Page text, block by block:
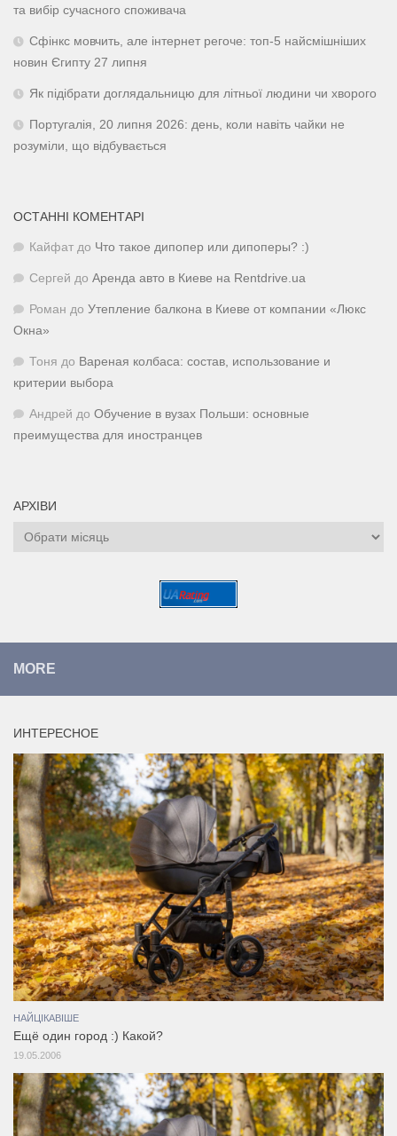
та вибір сучасного споживача
Сфінкс мовчить, але інтернет регоче: топ-5 найсмішніших
новин Єгипту 27 липня
Як підібрати доглядальницю для літньої людини чи хворого
Португалія, 20 липня 2026: день, коли навіть чайки не
розуміли, що відбувається
ОСТАННІ КОМЕНТАРІ
Кайфат до Что такое дипопер или дипоперы? :)
Сергей до Аренда авто в Киеве на Rentdrive.ua
Роман до Утепление балкона в Киеве от компании «Люкс
Окна»
Тоня до Вареная колбаса: состав, использование и
критерии выбора
Андрей до Обучение в вузах Польши: основные
преимущества для иностранцев
АРХІВИ
Архіви
MORE
ИНТЕРЕСНОЕ
НАЙЦІКАВІШЕ
Ещё один город :) Какой?
19.05.2006